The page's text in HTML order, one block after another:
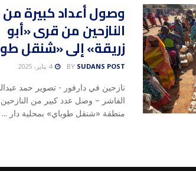
وصول أعداد كبيرة من
النازحين من قرى «أبو
زريقة» إلى «شنقل
BY SUDANS POST 4 يناير، 2025
نازحين في دارفور - تصوير حمد
الفاشر – وصل عدد كبير من
منطقة «شنقل طوباي» بمحلية دار ...